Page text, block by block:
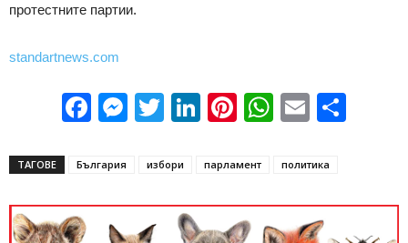
протестните партии.
standartnews.com
Facebook
Messenger
Twitter
LinkedIn
Pinterest
WhatsApp
Email
ТАГОВЕ България избори парламент политика